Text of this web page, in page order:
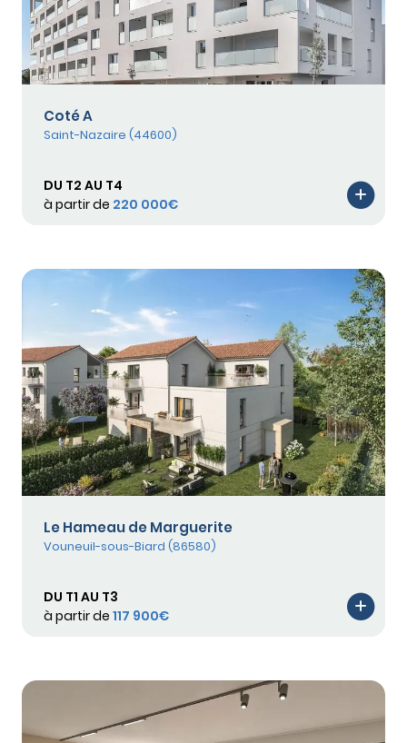
Coté A
Saint-Nazaire (44600)
DU T2 AU T4
à partir de 220 000€
Le Hameau de Marguerite
Vouneuil-sous-Biard (86580)
DU T1 AU T3
à partir de 117 900€